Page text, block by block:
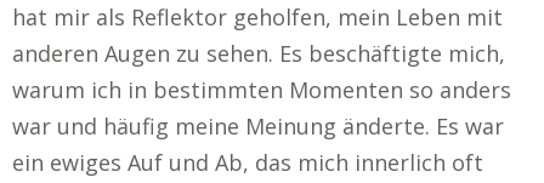
hat mir als Reflektor geholfen, mein Leben mit
anderen Augen zu sehen. Es beschäftigte mich,
warum ich in bestimmten Momenten so anders
war und häufig meine Meinung änderte. Es war
ein ewiges Auf und Ab, das mich innerlich oft